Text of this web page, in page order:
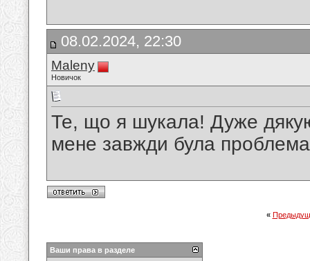
08.02.2024, 22:30
Maleny
Новичок
Те, що я шукала! Дуже
мене завжди була
«
Ваши права в разделе